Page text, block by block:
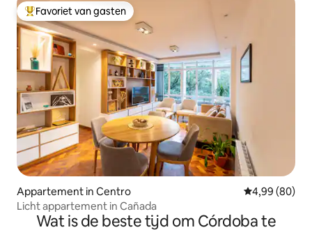
Topfavoriet van gasten
Favoriet van gasten
Appartement in Centro Gemiddelde
4,99 (80)
Licht appartement in Cañada
Wat is de beste tijd om Córdoba te